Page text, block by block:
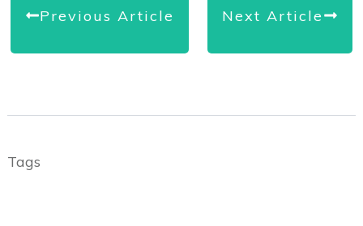
Previous Article Next Article
Tags